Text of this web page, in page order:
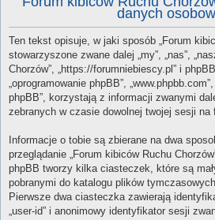
danych
Ten tekst opisuje, w jaki sposób „Forum
stowarzyszone zwane dalej „my”, „nas”,
Chorzów”, „https://forumniebiescy.pl” i
„oprogramowanie phpBB”,
phpBB”, korzystają z informacji zwanymi
zebranych w czasie dowolnej twojej sesji na
Informacje o tobie są zbierane na dwa
przeglądanie „Forum kibiców Ruchu
phpBB tworzy kilka ciasteczek, które są
pobranymi do katalogu plików
Pierwsze dwa ciasteczka zawierają
„user-id” i anonimowy identyfikator sesji